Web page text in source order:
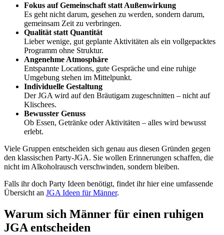
Fokus auf Gemeinschaft statt Außenwirkung
Es geht nicht darum, gesehen zu werden, sondern darum,
gemeinsam Zeit zu verbringen.
Qualität statt Quantität
Lieber wenige, gut geplante Aktivitäten als ein vollgepacktes
Programm ohne Struktur.
Angenehme Atmosphäre
Entspannte Locations, gute Gespräche und eine ruhige
Umgebung stehen im Mittelpunkt.
Individuelle Gestaltung
Der JGA wird auf den Bräutigam zugeschnitten – nicht auf
Klischees.
Bewusster Genuss
Ob Essen, Getränke oder Aktivitäten – alles wird bewusst
erlebt.
Viele Gruppen entscheiden sich genau aus diesen Gründen gegen
den klassischen Party-JGA. Sie wollen Erinnerungen schaffen, die
nicht im Alkoholrausch verschwinden, sondern bleiben.
Falls ihr doch Party Ideen benötigt, findet ihr hier eine umfassende
Übersicht an JGA Ideen für Männer.
Warum sich Männer für einen ruhigen
JGA entscheiden